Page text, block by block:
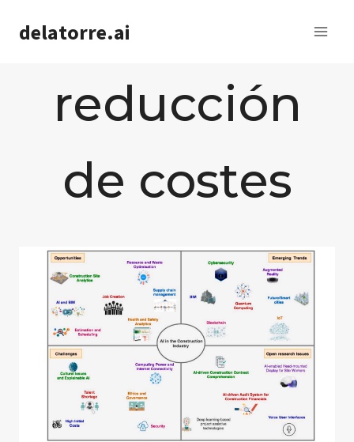
delatorre.ai
reducción
de costes